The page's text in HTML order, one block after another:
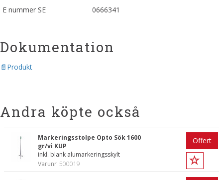
E nummer SE 0666341
Dokumentation
Produkt
Andra köpte också
Markeringsstolpe Opto Sök 1600
gr/vi KUP
inkl. blank alumarkeringsskylt
Varunr 500019
Offert